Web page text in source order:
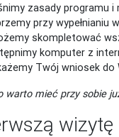
zasady programu
przy wypełnianiu
skompletować
komputer z
Twój wniosek do
warto mieć przy sobie
wizytę